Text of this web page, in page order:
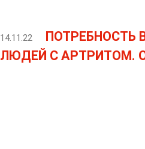
14.11.22
ПОТРЕБНОСТЬ
ЛЮДЕЙ С АРТРИТОМ.